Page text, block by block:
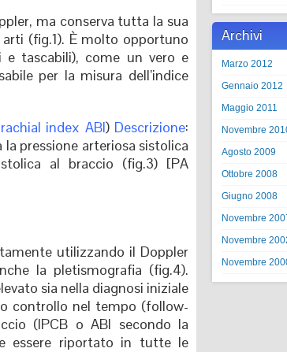
ma conserva tutta la sua
(fig.1). È molto opportuno
e tascabili), come un vero e
per la misura dell’indice
index ABI) Descrizione:
pressione arteriosa sistolica
al braccio (fig.3) [PA
utilizzando il Doppler
la pletismografia (fig.4).
sia nella diagnosi iniziale
controllo nel tempo (follow-
(IPCB o ABI secondo la
essere riportato in tutte le
Archivi
Marzo 2012
Gennaio 2012
Maggio 2011
Novembre
Agosto 2009
Ottobre 2008
Giugno 2008
Novembre
Novembre
Novembre